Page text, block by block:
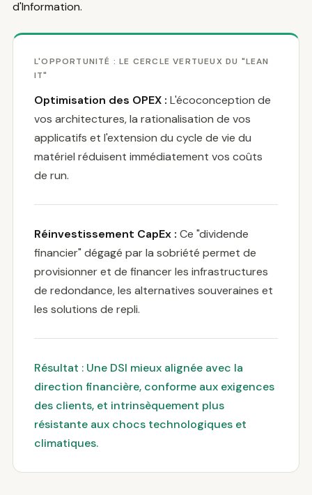
d'Information.
L'OPPORTUNITÉ : LE CERCLE VERTUEUX DU "LEAN
IT"
Optimisation des OPEX : L'écoconception de
vos architectures, la rationalisation de vos
applicatifs et l'extension du cycle de vie du
matériel réduisent immédiatement vos coûts
de run.
Réinvestissement CapEx : Ce "dividende
financier" dégagé par la sobriété permet de
provisionner et de financer les infrastructures
de redondance, les alternatives souveraines et
les solutions de repli.
Résultat : Une DSI mieux alignée avec la
direction financière, conforme aux exigences
des clients, et intrinsèquement plus
résistante aux chocs technologiques et
climatiques.